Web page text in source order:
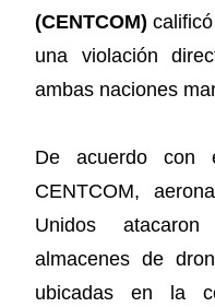
(CENTCOM)
una violación
ambas naciones
De acuerdo con
CENTCOM,
Unidos
almacenes de
ubicadas en la